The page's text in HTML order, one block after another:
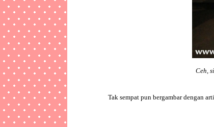
Ceh,
Tak sempat pun bergambar dengan